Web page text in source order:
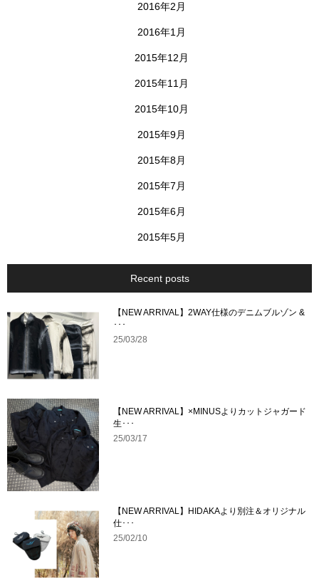
2016年2月
2016年1月
2015年12月
2015年11月
2015年10月
2015年9月
2015年8月
2015年7月
2015年6月
2015年5月
Recent posts
【NEW ARRIVAL】2WAY仕様のデニムブルゾン &
･･･
25/03/28
【NEW ARRIVAL】×MINUSよりカットジャガード
生･･･
25/03/17
【NEW ARRIVAL】HIDAKAより別注＆オリジナル
仕･･･
25/02/10